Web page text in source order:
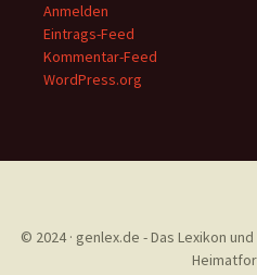
Anmelden
Eintrags-Feed
Kommentar-Feed
WordPress.org
© 2024 · genlex.de - Das Lexikon